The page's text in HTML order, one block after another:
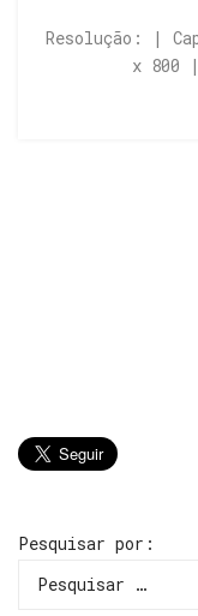
Resolução: |
x 800
Pesquisar por: